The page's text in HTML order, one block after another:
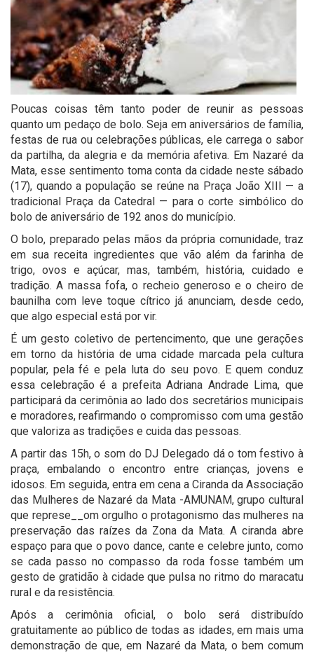
Poucas coisas têm tanto poder de reunir as pessoas
quanto um pedaço de bolo. Seja em aniversários de família,
festas de rua ou celebrações públicas, ele carrega o sabor
da partilha, da alegria e da memória afetiva. Em Nazaré da
Mata, esse sentimento toma conta da cidade neste sábado
(17), quando a população se reúne na Praça João XIII — a
tradicional Praça da Catedral — para o corte simbólico do
bolo de aniversário de 192 anos do município.
O bolo, preparado pelas mãos da própria comunidade, traz
em sua receita ingredientes que vão além da farinha de
trigo, ovos e açúcar, mas, também, história, cuidado e
tradição. A massa fofa, o recheio generoso e o cheiro de
baunilha com leve toque cítrico já anunciam, desde cedo,
que algo especial está por vir.
É um gesto coletivo de pertencimento, que une gerações
em torno da história de uma cidade marcada pela cultura
popular, pela fé e pela luta do seu povo. E quem conduz
essa celebração é a prefeita Adriana Andrade Lima, que
participará da cerimônia ao lado dos secretários municipais
e moradores, reafirmando o compromisso com uma gestão
que valoriza as tradições e cuida das pessoas.
A partir das 15h, o som do DJ Delegado dá o tom festivo à
praça, embalando o encontro entre crianças, jovens e
idosos. Em seguida, entra em cena a Ciranda da Associação
das Mulheres de Nazaré da Mata -AMUNAM, grupo cultural
que represe__om orgulho o protagonismo das mulheres na
preservação das raízes da Zona da Mata. A ciranda abre
espaço para que o povo dance, cante e celebre junto, como
se cada passo no compasso da roda fosse também um
gesto de gratidão à cidade que pulsa no ritmo do maracatu
rural e da resistência.
Após a cerimônia oficial, o bolo será distribuído
gratuitamente ao público de todas as idades, em mais uma
demonstração de que, em Nazaré da Mata, o bem comum